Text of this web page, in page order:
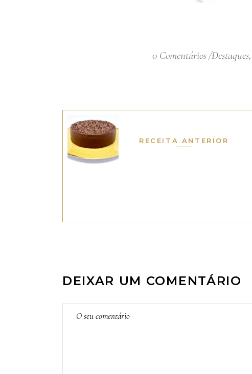
0 Comentários Destaques,
RECEITA ANTERIOR
DEIXAR UM COMENTÁRIO